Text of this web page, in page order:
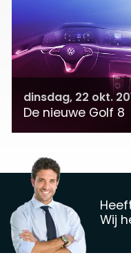
dinsdag, 22 okt.
De nieuwe Golf 8
Wij